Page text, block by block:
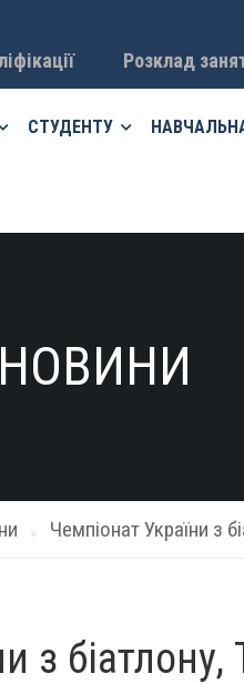
Розклад
СТУДЕНТУ
Чемпіонат України з
з